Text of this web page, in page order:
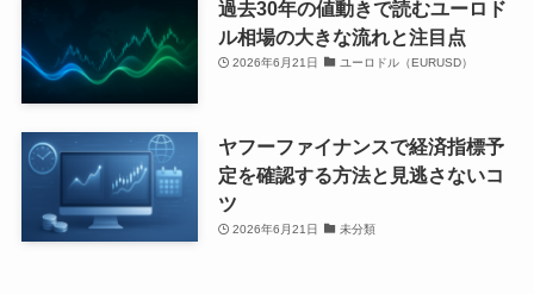
過去30年の値動きで読むユーロド
ル相場の大きな流れと注目点
2026年6月21日 ユーロドル（EURUSD）
ヤフーファイナンスで経済指標予
定を確認する方法と見逃さないコ
ツ
2026年6月21日 未分類